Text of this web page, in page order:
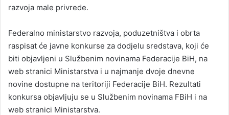
razvoja male privrede.
Federalno ministarstvo razvoja, poduzetništva i obrta
raspisat će javne konkurse za dodjelu sredstava, koji će
biti objavljeni u Službenim novinama Federacije BiH, na
web stranici Ministarstva i u najmanje dvoje dnevne
novine dostupne na teritoriji Federacije BiH. Rezultati
konkursa objavljuju se u Službenim novinama FBiH i na
web stranici Ministarstva.